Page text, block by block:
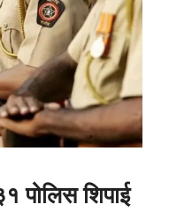
पोलिस शिपाई